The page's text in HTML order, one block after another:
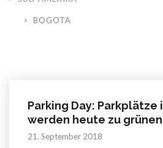
BOGOTA
Parking Day: Parkplätze
werden heute zu
21. September 2018